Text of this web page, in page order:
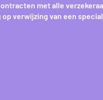
met alle
verwijzing van een